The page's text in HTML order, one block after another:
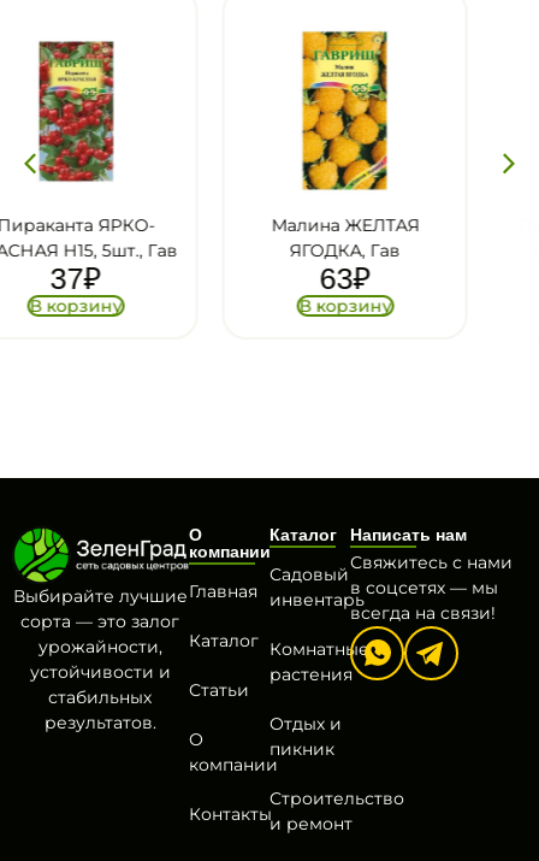
Малина ЖЕЛТАЯ
ЯГОДКА, Гав
Лимонник
ВОСТОРГ, 0.2г, Гав
Выбирайте лучшие
сорта — это залог
урожайности,
устойчивости и
стабильных
результатов.
О
компании
Главная
Каталог
Статьи
О
компании
Контакты
Каталог
Садовый
инвентарь
Комнатные
растения
Отдых и
пикник
Строительство
и ремонт
Написать нам
Свяжитесь с нами
в соцсетях — мы
всегда на связи!